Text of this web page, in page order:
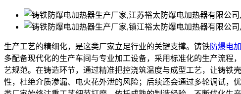
生产工艺的精细化，是这类厂家立足行业的关键支撑。铸铁防爆电
多配备现代化的生产车间与专业加工设备，采用标准化的生产流程
艺规范。在铸造环节，通过精准把控浇筑温度与成型工艺，让铸铁
性，杜绝介质渗漏、电火花外泄的风险；后续还会通过多轮调试，